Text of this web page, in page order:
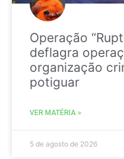
Operação
deflagra
organização
potiguar
VER MATÉRIA »
5 de agosto de 2026